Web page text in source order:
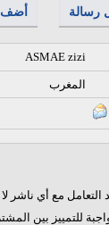
أضف رسالة
ASMAE zizi
المغرب
مع أي ناشر
للتمييز بين